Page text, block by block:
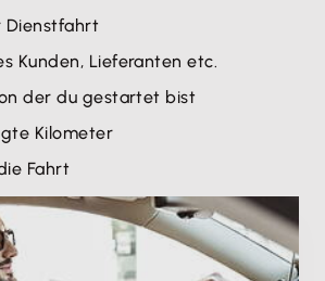
Dienstfahrt
Kunden, Lieferanten etc.
der du gestartet bist
Kilometer
Fahrt